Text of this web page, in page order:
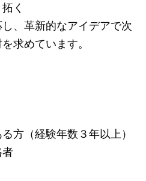
く
、革新的なアイデアで次
求めています。
方（経験年数３年以上）
者